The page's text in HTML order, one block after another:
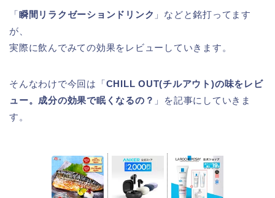
「瞬間リラクゼーションドリンク 」などと銘打ってます
が、
実際に飲んでみての効果をレビューしていきます。
そんなわけで今回は「CHILL OUT(チルアウト)の味をレビ
ュー。成分の効果で眠くなるの？ 」を記事にしていきま
す。